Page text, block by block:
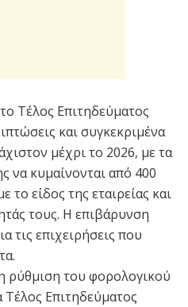
Τέλος Επιτηδεύματος
και συγκεκριμένα
μέχρι το 2026, με τα
να κυμαίνονται από 400
είδος της εταιρείας και
τους. Η επιβάρυνση
τις επιχειρήσεις που
ρύθμιση του φορολογικού
Τέλος Επιτηδεύματος